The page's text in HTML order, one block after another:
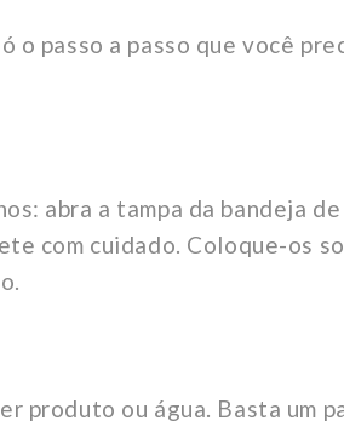
o passo a passo que você
abra a tampa da bandeja de
com cuidado. Coloque-os
produto ou água. Basta um